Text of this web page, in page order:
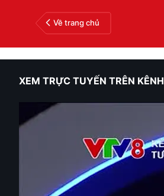
Về trang chủ
XEM TRỰC TUYẾN TRÊN KÊNH